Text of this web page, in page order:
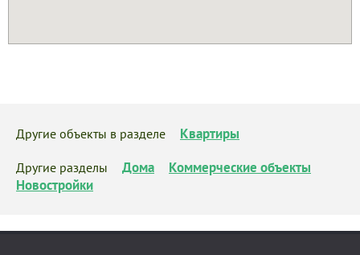
Другие объекты в разделе Квартиры
Другие разделы Дома
Коммерческие объекты
Новостройки